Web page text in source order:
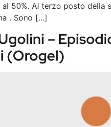
50%. Al terzo posto
. Sono […]
–
(Orogel)